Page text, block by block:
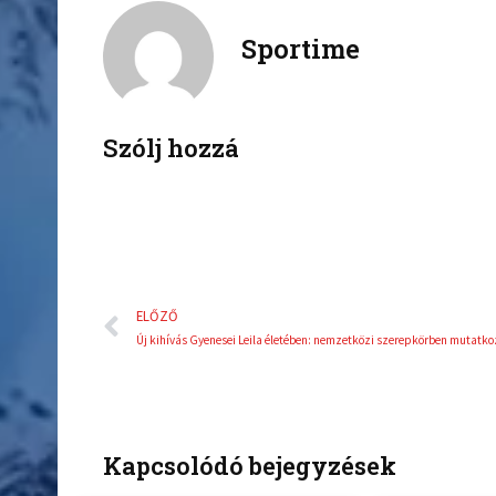
b
Sportime
Szólj hozzá
Előző
ELŐZŐ
Kapcsolódó bejegyzések